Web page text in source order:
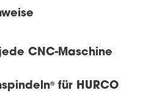
CNC-Maschine
®
für HURCO